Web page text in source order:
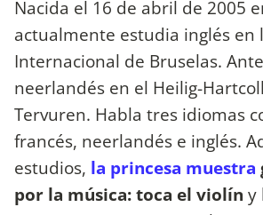
Nacida el 16 de abril de 2005
actualmente estudia inglés en
Internacional de Bruselas.
neerlandés en el Heilig-
Tervuren. Habla tres idiomas
francés, neerlandés e inglés.
estudios, la princesa muestra
por la música: toca el violín y